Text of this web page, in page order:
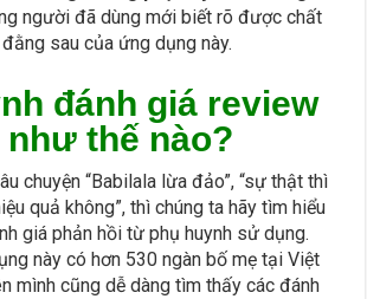
người đã dùng mới biết rõ được chất
sau của ứng dụng này.
đánh giá review
như thế nào?
chuyện “Babilala lừa đảo”, “sự thật thì
quả không”, thì chúng ta hãy tìm hiểu
giá phản hồi từ phụ huynh sử dụng.
này có hơn 530 ngàn bố mẹ tại Việt
mình cũng dễ dàng tìm thấy các đánh